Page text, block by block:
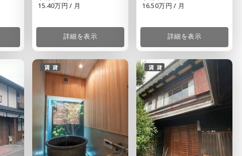
15.40万円 / 月
詳細を表示
16.50万円 / 月
詳細を表示
賃貸 賃貸